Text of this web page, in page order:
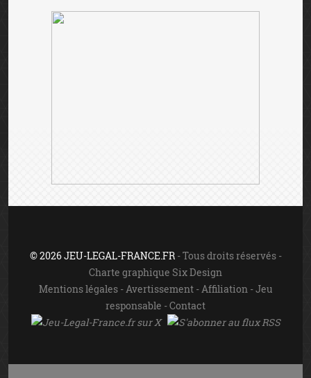
© 2026 JEU-LEGAL-FRANCE.FR- Tous droits réservés -
Charte graphique Six Design
Mentions légales- Avertissement- Affiliation -Jeu
responsable -Contact